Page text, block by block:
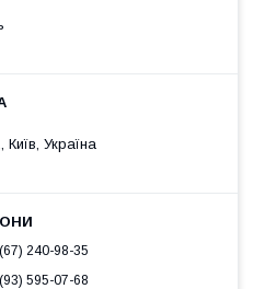
Київ, Україна
240-98-35
595-07-68